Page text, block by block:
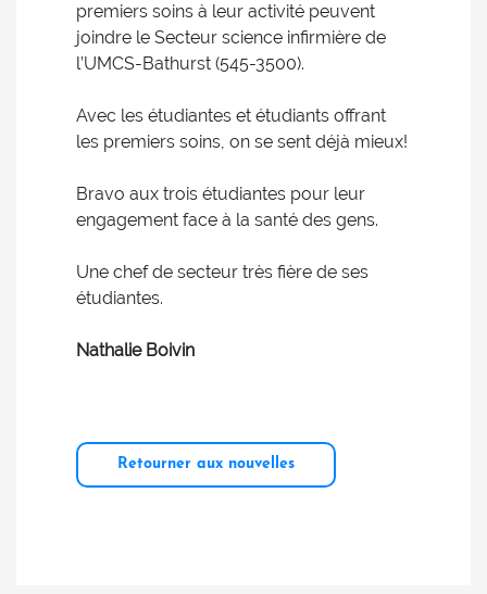
premiers soins à leur activité peuvent
joindre le Secteur science infirmière de
l’UMCS-Bathurst (545-3500).
Avec les étudiantes et étudiants offrant
les premiers soins, on se sent déjà mieux!
Bravo aux trois étudiantes pour leur
engagement face à la santé des gens.
Une chef de secteur très fière de ses
étudiantes.
Nathalie Boivin
Retourner aux nouvelles